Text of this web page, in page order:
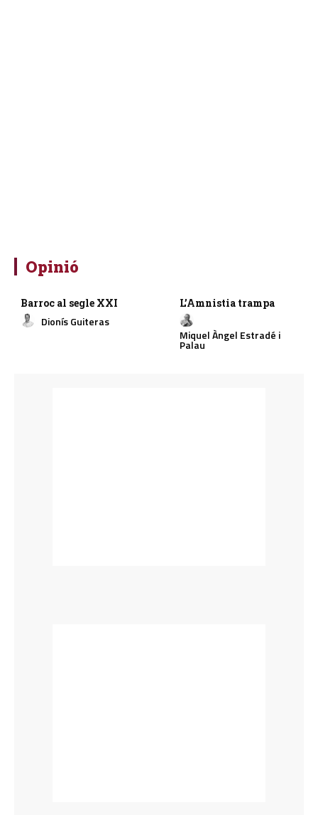
Opinió
Barroc al segle XXI
Dionís Guiteras
L’Amnistia trampa
Miquel Àngel Estradé i
Palau